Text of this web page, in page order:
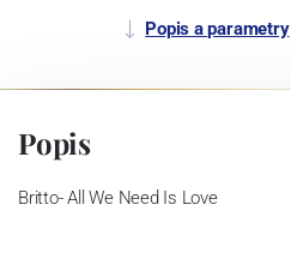
Popis a parametry
Popis
Britto- All We Need Is Love